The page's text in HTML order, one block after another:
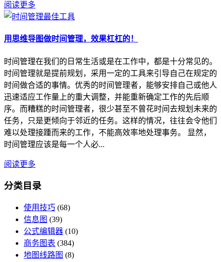
阅读更多
用思维导图做时间管理，效果杠杠的！
时间管理在我们的日常生活或是在工作中，都是十分常见的。
时间管理就是提前规划，采用一定的工具来引导自己在规定的
时间做合适的事情。优秀的时间管理者，能够安排自己或他人
迅速适应工作量上的重大调整，并能重新确定工作的先后顺
序。而糟糕的时间管理者，很少甚至不曾花时间去规划未来的
任务，只是更倾向于邻近的任务。这样的情况，往往会令他们
难以处理接踵而来的工作，不能高效率地处理事务。 显然，
时间管理应该是每一个人必...
阅读更多
分类目录
使用技巧 (68)
信息图 (39)
公式编辑器 (10)
商务图表 (384)
地图线路图 (8)